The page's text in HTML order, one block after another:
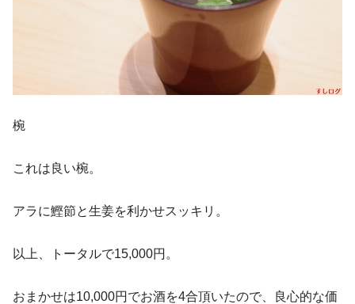
椀
これは良い椀。
アラに鰹節と生姜を利かせスッキリ。
以上、トータルで15,000円。
おまかせは10,000円でお酒を4合頂いたので、良心的な価